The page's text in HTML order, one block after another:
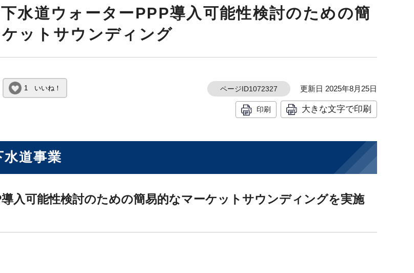
水道ウォーターPPP導入可能性検討のための簡
ットサウンディング
1 いいね！ ページID1072327 更新日 2025年8月25日
印刷 大きな文字で印刷
水道事業
入可能性検討のための簡易的なマーケットサウンディングを実施